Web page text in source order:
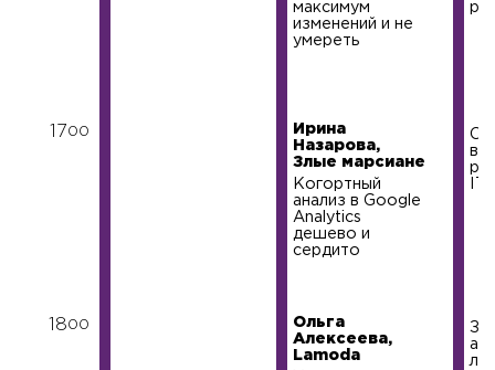
1700
1800
максимум
изменений и не
умереть
Ирина
Назарова,
Злые марсиане
Когортный
анализ в Google
Analytics
дешево и
сердито
Ольга
Алексеева,
Lamoda